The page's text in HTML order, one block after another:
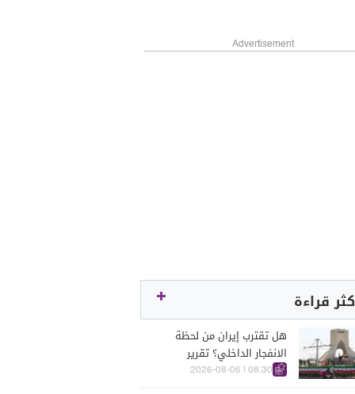
Advertisement
قراءة
هل تقترب إيران من لحظة
الانفجار الداخلي؟ تقرير
اسرائيلي يكشف الكواليس
08:30 | 2026-08-06